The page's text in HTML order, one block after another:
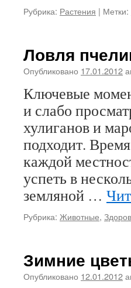
Рубрика: Растения | Метки:
Ловля
Опубликовано 17.01.2012
Ключевые
и слабо
хулиганов и
подходит.
каждой
успеть в
земляной …
Рубрика: Животные,
Зимние
Опубликовано 12.01.2012